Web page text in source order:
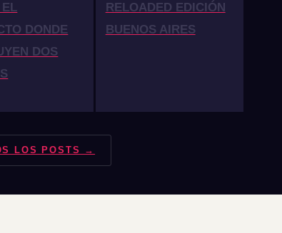
DONDE
DOS
RELOADED EDICIÓN
BUENOS AIRES
LOS POSTS →